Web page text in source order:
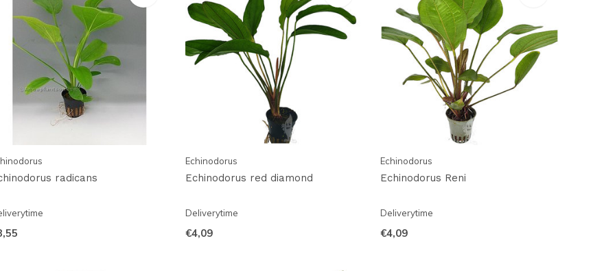
radicans
Echinodorus
Echinodorus red diamond
Deliverytime
€4,09
Echinodorus
Echinodorus Reni
Deliverytime
€4,09